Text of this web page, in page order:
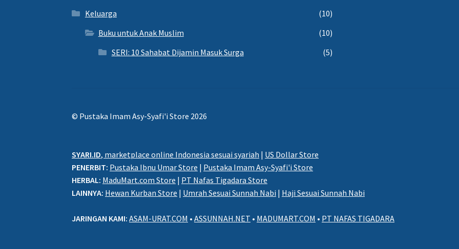
Keluarga
(10)
Buku untuk Anak Muslim
(10)
SERI: 10 Sahabat Dijamin Masuk Surga
(5)
© Pustaka Imam Asy-Syafi'i Store 2026
SYARI.ID, marketplace online Indonesia sesuai syariah | US Dollar Store
PENERBIT: Pustaka Ibnu Umar Store | Pustaka Imam Asy-Syafi'i Store
HERBAL: MaduMart.com Store | PT Nafas Tigadara Store
LAINNYA: Hewan Kurban Store | Umrah Sesuai Sunnah Nabi | Haji Sesuai Sunnah Nabi
JARINGAN KAMI: ASAM-URAT.COM •ASSUNNAH.NET • MADUMART.COM • PT NAFAS TIGADARA